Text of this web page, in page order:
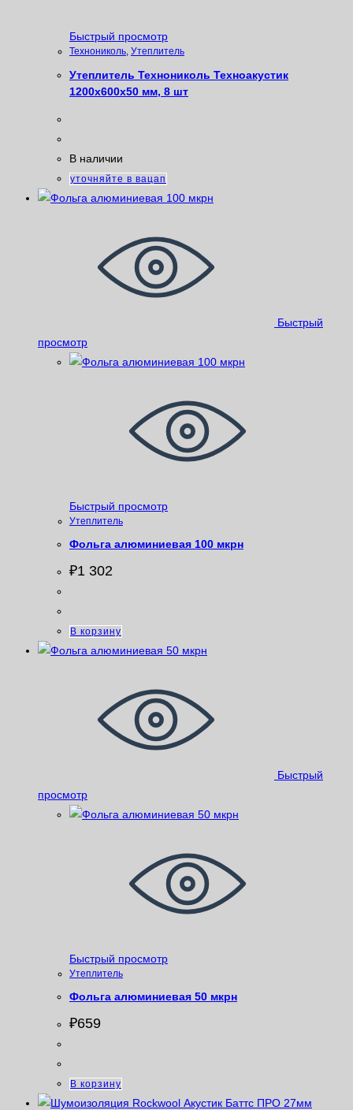
Быстрый просмотр
Технониколь, Утеплитель
Утеплитель Технониколь Техноакустик
1200х600х50 мм, 8 шт
В наличии
уточняйте в вацап
Быстрый
просмотр
Быстрый просмотр
Утеплитель
Фольга алюминиевая 100 мкрн
₽1 302
В корзину
Быстрый
просмотр
Быстрый просмотр
Утеплитель
Фольга алюминиевая 50 мкрн
₽659
В корзину